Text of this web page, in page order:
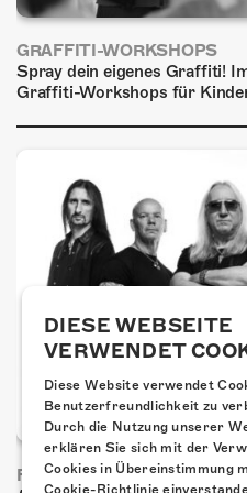
GRAFFITI-WORKSHOPS
Spray dein eigenes Graffiti!
Graffiti-Workshops für
FRISCH BESTÄTIGT: URIAH
DIESE WEBSEITE
VERWENDET
Diese Website verwendet
Benutzerfreundlichkeit zu
Durch die Nutzung unserer
erklären Sie sich mit der
Cookies in Übereinstimmung
Cookie-Richtlinie